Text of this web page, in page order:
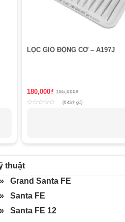
LỌC GIÓ ĐỘNG CƠ – A197J
180,000₫ 195,000₫
(0 đánh giá)
thuật
Grand Santa FE
Santa FE
Santa FE 12